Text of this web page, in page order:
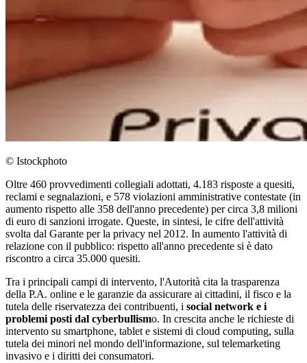
© Istockphoto
Oltre 460 provvedimenti collegiali adottati, 4.183 risposte a quesiti,
reclami e segnalazioni, e 578 violazioni amministrative contestate (in
aumento rispetto alle 358 dell'anno precedente) per circa 3,8 milioni
di euro di sanzioni irrogate. Queste, in sintesi, le cifre dell'attività
svolta dal Garante per la privacy nel 2012. In aumento l'attività di
relazione con il pubblico: rispetto all'anno precedente si è dato
riscontro a circa 35.000 quesiti.
Tra i principali campi di intervento, l'Autorità cita la trasparenza
della P.A. online e le garanzie da assicurare ai cittadini, il fisco e la
tutela delle riservatezza dei contribuenti, i social network e i
problemi posti dal cyberbullismo. In crescita anche le richieste di
intervento su smartphone, tablet e sistemi di cloud computing, sulla
tutela dei minori nel mondo dell'informazione, sul telemarketing
invasivo e i diritti dei consumatori.